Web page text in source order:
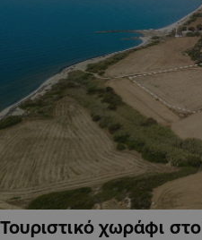
Τουριστικό χωράφι